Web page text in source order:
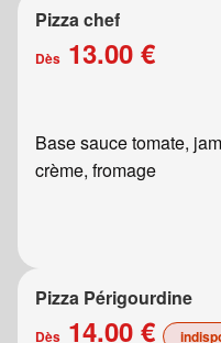
Pizza chef
Dès 13.00 €
Base sauce tomate,
crème, fromage
Pizza Périgourdine
Dès 14.00 €